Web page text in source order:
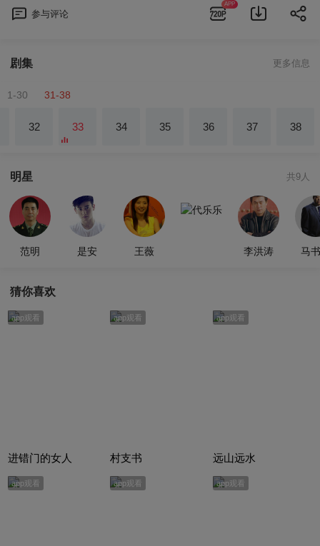
参与评论
APP
剧集 更多信息
1-30 31-38
32 33 34 35 36 37 38
明星 共9人
范明 是安 王薇
代乐乐
李洪涛 马
猜你喜欢
app观看
进错门的女人
app观看
村支书
app观看
远山远水
app观看 app观看 app观看